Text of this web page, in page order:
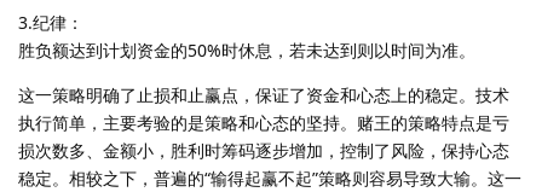
3.纪律：
胜负额达到计划资金的50%时休息，若未达到则以时间为准。
这一策略明确了止损和止赢点，保证了资金和心态上的稳定。技术
执行简单，主要考验的是策略和心态的坚持。赌王的策略特点是亏
损次数多、金额小，胜利时筹码逐步增加，控制了风险，保持心态
稳定。相较之下，普遍的“输得起赢不起”策略则容易导致大输。这一